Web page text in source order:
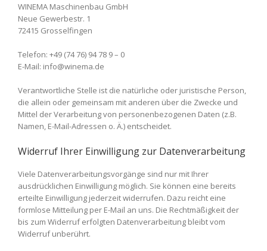
WINEMA Maschinenbau GmbH
Neue Gewerbestr. 1
72415 Grosselfingen
Telefon: +49 (74 76) 94 78 9 – 0
E-Mail: info@winema.de
Verantwortliche Stelle ist die natürliche oder juristische Person,
die allein oder gemeinsam mit anderen über die Zwecke und
Mittel der Verarbeitung von personenbezogenen Daten (z.B.
Namen, E-Mail-Adressen o. Ä.) entscheidet.
Widerruf Ihrer Einwilligung zur Datenverarbeitung
Viele Datenverarbeitungsvorgänge sind nur mit Ihrer
ausdrücklichen Einwilligung möglich. Sie können eine bereits
erteilte Einwilligung jederzeit widerrufen. Dazu reicht eine
formlose Mitteilung per E-Mail an uns. Die Rechtmäßigkeit der
bis zum Widerruf erfolgten Datenverarbeitung bleibt vom
Widerruf unberührt.